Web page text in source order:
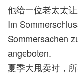
他给一位老太太让
Im
Sommersachen
angeboten.
夏季大甩卖时，